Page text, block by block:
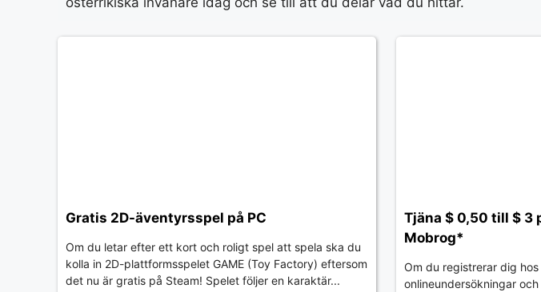
Gratis 2D-äventyrsspel på PC
Om du letar efter ett kort och roligt spel att spela ska du
kolla in 2D-plattformsspelet GAME (Toy Factory) eftersom
det nu är gratis på Steam! Spelet följer en karaktär...
Tjäna $ 0,50 till $ 3
Mobrog*
Om du registrerar dig
onlineundersökningar